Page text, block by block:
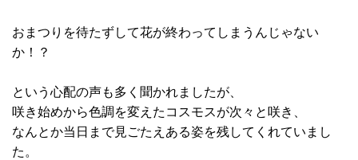
おまつりを待たずして花が終わってしまうんじゃない
か！？
という心配の声も多く聞かれましたが、
咲き始めから色調を変えたコスモスが次々と咲き、
なんとか当日まで見ごたえある姿を残してくれていまし
た。